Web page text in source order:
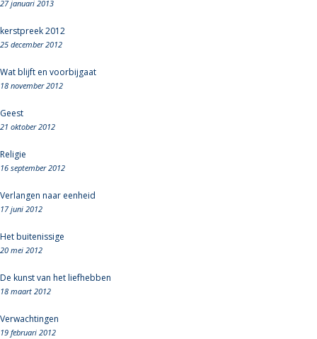
27 januari 2013
kerstpreek 2012
25 december 2012
Wat blijft en voorbijgaat
18 november 2012
Geest
21 oktober 2012
Religie
16 september 2012
Verlangen naar eenheid
17 juni 2012
Het buitenissige
20 mei 2012
De kunst van het liefhebben
18 maart 2012
Verwachtingen
19 februari 2012